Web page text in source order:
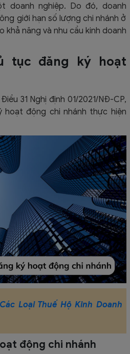
doanh nghiệp. Do đó, doanh
giới hạn số lượng chi nhánh ở
năng và nhu cầu kinh doanh
tục đăng ký hoạt
31 Nghị định 01/2021/NĐ-CP,
động chi nhánh thực hiện
Các Loại Thuế Hộ Kinh Doanh
động chi nhánh